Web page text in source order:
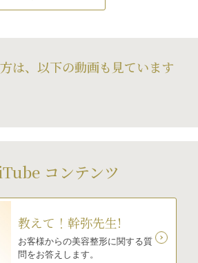
は、以下の動画も見ています
コンテンツ
教えて！幹弥先生!
お客様からの美容整形に関する質
問をお答えします。